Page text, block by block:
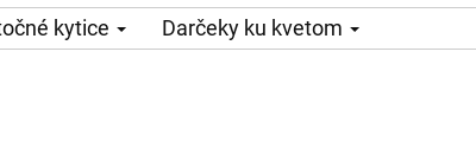
kytice Darčeky ku kvetom